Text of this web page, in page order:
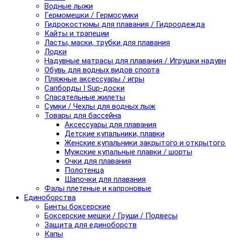
Водные лыжи
Гермомешки / Гермосумки
Гидрокостюмы для плавания / Гидроодежда
Кайты и трапеции
Ласты, маски, трубки для плавания
Лодки
Надувные матрасы для плавания / Игрушки
Обувь для водных видов спорта
Пляжные аксессуары / игры
Сапборды I Sup-доски
Спасательные жилеты
Сумки / Чехлы для водных лыж
Товары для бассейна
Аксессуары для плавания
Детские купальники, плавки
Женские купальники закрытого и
Мужские купальные плавки / шорты
Очки для плавания
Полотенца
Шапочки для плавания
Фалы плетеные и капроновые
Единоборства
Бинты боксерские
Боксерские мешки / Груши / Подвесы
Защита для единоборств
Капы